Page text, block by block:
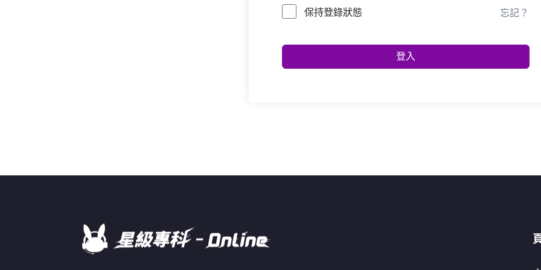
保持登錄狀態 忘記？
登入